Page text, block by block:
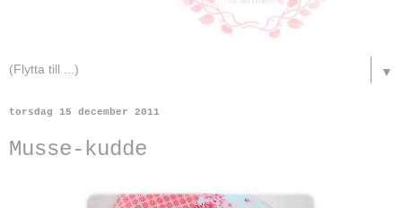
▼
torsdag 15 december 2011
Musse-kudde